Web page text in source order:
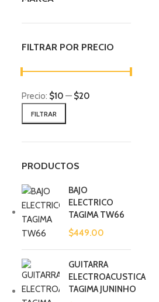
FILTRAR POR PRECIO
FILTRAR
Precio: $10 — $20
PRODUCTOS
BAJO
ELECTRICO
TAGIMA TW66
$449.00
GUITARRA
ELECTROACUSTICA
TAGIMA JUNINHO